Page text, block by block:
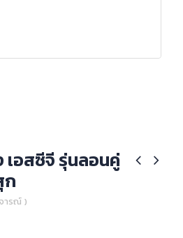
เอสซีจี รุ่นลอนคู่
ก
ารณ์ )